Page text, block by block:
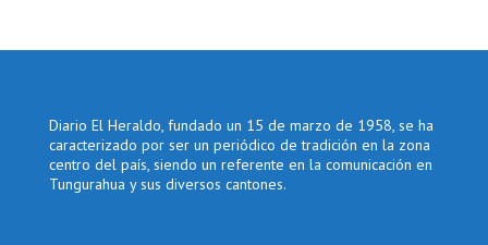
Diario El Heraldo, fundado un 15 de marzo de 1958, se ha
caracterizado por ser un periódico de tradición en la zona
centro del país, siendo un referente en la comunicación en
Tungurahua y sus diversos cantones.